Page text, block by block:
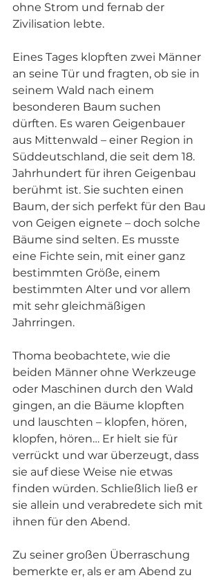
ohne Strom und fernab der
Zivilisation lebte.
Eines Tages klopften zwei Männer
an seine Tür und fragten, ob sie in
seinem Wald nach einem
besonderen Baum suchen
dürften. Es waren Geigenbauer
aus Mittenwald – einer Region in
Süddeutschland, die seit dem 18.
Jahrhundert für ihren Geigenbau
berühmt ist. Sie suchten einen
Baum, der sich perfekt für den Bau
von Geigen eignete – doch solche
Bäume sind selten. Es musste
eine Fichte sein, mit einer ganz
bestimmten Größe, einem
bestimmten Alter und vor allem
mit sehr gleichmäßigen
Jahrringen.
Thoma beobachtete, wie die
beiden Männer ohne Werkzeuge
oder Maschinen durch den Wald
gingen, an die Bäume klopften
und lauschten – klopfen, hören,
klopfen, hören… Er hielt sie für
verrückt und war überzeugt, dass
sie auf diese Weise nie etwas
finden würden. Schließlich ließ er
sie allein und verabredete sich mit
ihnen für den Abend.
Zu seiner großen Überraschung
bemerkte er, als er am Abend zu